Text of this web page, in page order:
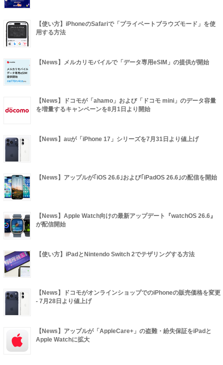
【使い方】iPhoneのSafariで「プライベートブラウズモード」を使
用する方法
【News】メルカリモバイルで「データ専用eSIM」の提供が開始
【News】ドコモが「ahamo」および「ドコモ mini」のデータ容量
を増量するキャンペーンを8月1日より開始
【News】auが「iPhone 17」シリーズを7月31日より値上げ
【News】アップルが｢iOS 26.6｣および｢iPadOS 26.6｣の配信を開始
【News】Apple Watch向けの最新アップデート『watchOS 26.6』
が配信開始
【使い方】iPadとNintendo Switch 2でテザリングする方法
【News】ドコモがオンラインショップでのiPhoneの販売価格を変更
- 7月28日より値上げ
【News】アップルが「AppleCare+」の盗難・紛失保証をiPadと
Apple Watchに拡大